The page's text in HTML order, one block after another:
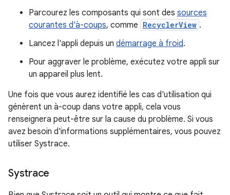
Parcourez les composants qui sont des sources
courantes d'à-coups, comme RecyclerView .
Lancez l'appli depuis un démarrage à froid.
Pour aggraver le problème, exécutez votre appli sur
un appareil plus lent.
Une fois que vous aurez identifié les cas d'utilisation qui
génèrent un à-coup dans votre appli, cela vous
renseignera peut-être sur la cause du problème. Si vous
avez besoin d'informations supplémentaires, vous pouvez
utiliser Systrace.
Systrace